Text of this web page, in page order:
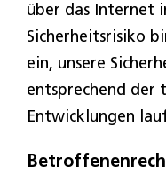
über das Internet
Sicherheitsrisiko
ein, unsere
entsprechend der
Entwicklungen